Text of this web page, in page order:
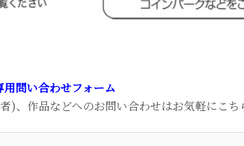
問い合わせフォーム
、作品などへのお問い合わせはお気軽にこち